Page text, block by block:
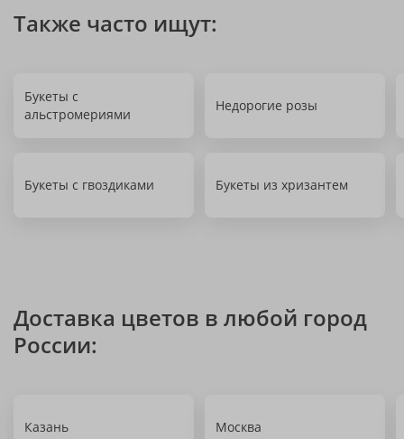
Также часто ищут:
Букеты с
альстромериями
Недорогие розы
Букеты с гвоздиками Букеты из хризантем
Доставка цветов в любой город
России:
Казань Москва